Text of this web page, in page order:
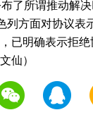
所谓推动解决
列方面对协议
已明确表示拒
仙）